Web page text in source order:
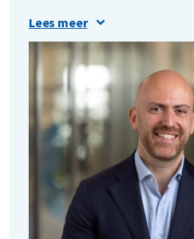
Harld werkte ook als
Europe bij ManpowerGroup,
bedrijfsonderdelen
operationele veranderingen
dienstensector. Hij
ervaring en een
praktische, data-gedreven
met een sterke focus op
veiligheid en lange termijn
masterdiploma in
Radboud Universiteit
Lees meer